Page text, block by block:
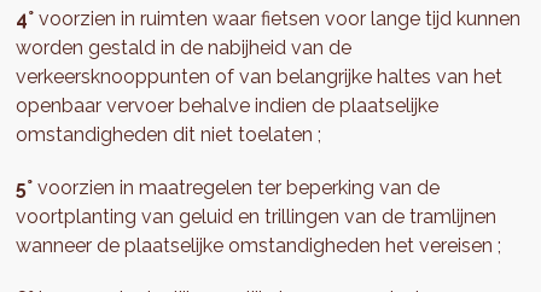
4°voorzien in ruimten waar fietsen voor lange tijd kunnen
worden gestald in de nabijheid van de
verkeersknooppunten of van belangrijke haltes van het
openbaar vervoer behalve indien de plaatselijke
omstandigheden dit niet toelaten ;
5° voorzien in maatregelen ter beperking van de
voortplanting van geluid en trillingen van de tramlijnen
wanneer de plaatselijke omstandigheden het vereisen ;